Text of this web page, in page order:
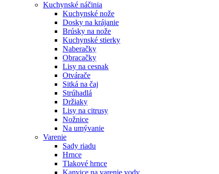
Kuchynské náčinia
Kuchynské nože
Dosky na krájanie
Brúsky na nože
Kuchynské stierky
Naberačky
Obracačky
Lisy na cesnak
Otvárače
Sitká na čaj
Strúhadlá
Držiaky
Lisy na citrusy
Nožnice
Na umývanie
Varenie
Sady riadu
Hrnce
Tlakové hrnce
Kanvice na varenie vody